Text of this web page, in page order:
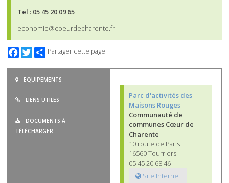
Tel : 05 45 20 09 65
economie@coeurdecharente.fr
Facebook
TwitterPartager cette page
EQUIPEMENTS
LIENS UTILES
DOCUMENTS À
TÉLÉCHARGER
Parc d'activités des
Maisons Rouges
Communauté de
communes Cœur de
Charente
10 route de Paris
16560 Tourriers
05 45 20 68 46
Site Internet